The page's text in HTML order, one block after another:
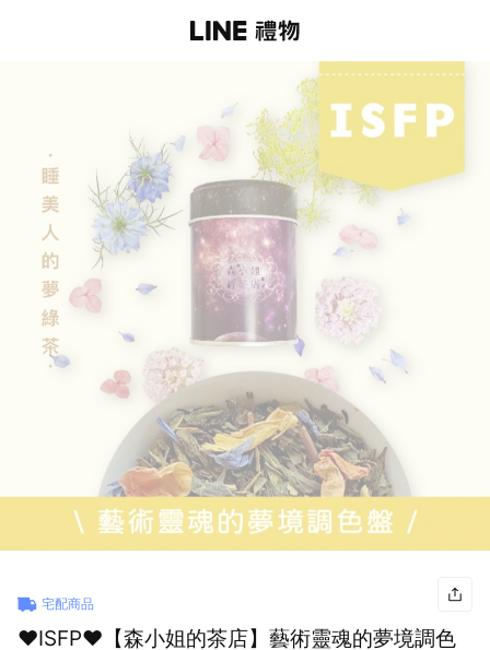
宅配商品
♥ISFP♥【森小姐的茶店】藝術靈魂的夢境調色